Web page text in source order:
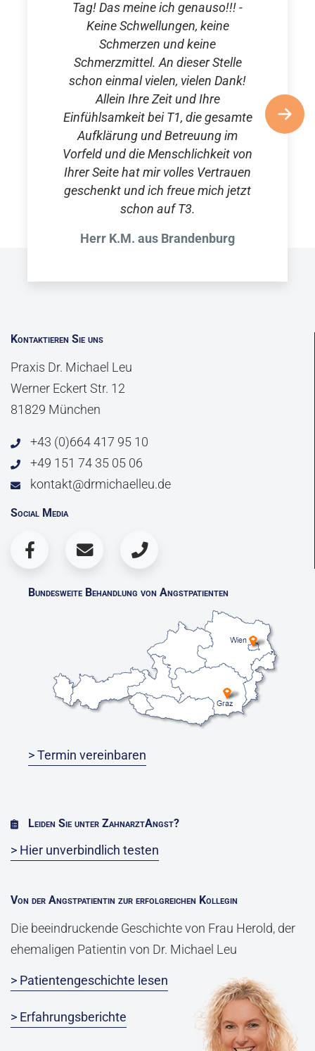
Tag! Das meine ich genauso!!! -
Keine Schwellungen, keine
Schmerzen und keine
Schmerzmittel. An dieser Stelle
schon einmal vielen, vielen Dank!
Allein Ihre Zeit und Ihre
Einfühlsamkeit bei T1, die gesamte
Aufklärung und Betreuung im
Vorfeld und die Menschlichkeit von
Ihrer Seite hat mir volles Vertrauen
geschenkt und ich freue mich jetzt
schon auf T3.
Herr K.M. aus Brandenburg
Kontaktieren Sie uns
Praxis Dr. Michael Leu
Werner Eckert Str. 12
81829 München
+43 (0)664 417 95 10
+49 151 74 35 05 06
kontakt@drmichaelleu.de
Social Media
Bundesweite Behandlung von Angstpatienten
> Termin vereinbaren
Leiden Sie unter ZahnarztAngst?
> Hier unverbindlich testen
Von der Angstpatientin zur erfolgreichen Kollegin
Die beeindruckende Geschichte von Frau Herold, der
ehemaligen Patientin von Dr. Michael Leu
> Patientengeschichte lesen
> Erfahrungsberichte